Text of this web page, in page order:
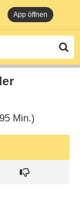
App öffnen
Min.)